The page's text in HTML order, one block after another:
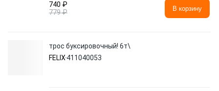
740 ₽
779 ₽
В корзину
трос буксировочный! 6т\
FELIX 411040053